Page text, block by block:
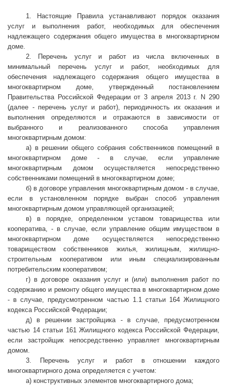
1. Настоящие Правила устанавливают порядок оказания
услуг и выполнения работ, необходимых для обеспечения
надлежащего содержания общего имущества в многоквартирном
доме.
2. Перечень услуг и работ из числа включенных в
минимальный перечень услуг и работ, необходимых для
обеспечения надлежащего содержания общего имущества в
многоквартирном доме, утвержденный постановлением
Правительства Российской Федерации от 3 апреля 2013 г. N 290
(далее - перечень услуг и работ), периодичность их оказания и
выполнения определяются и отражаются в зависимости от
выбранного и реализованного способа управления
многоквартирным домом:
а) в решении общего собрания собственников помещений в
многоквартирном доме - в случае, если управление
многоквартирным домом осуществляется непосредственно
собственниками помещений в многоквартирном доме;
б) в договоре управления многоквартирным домом - в случае,
если в установленном порядке выбран способ управления
многоквартирным домом управляющей организацией;
в) в порядке, определенном уставом товарищества или
кооператива, - в случае, если управление общим имуществом в
многоквартирном доме осуществляется непосредственно
товариществом собственников жилья, жилищным, жилищно-
строительным кооперативом или иным специализированным
потребительским кооперативом;
г) в договоре оказания услуг и (или) выполнения работ по
содержанию и ремонту общего имущества в многоквартирном доме
- в случае, предусмотренном частью 1.1 статьи 164 Жилищного
кодекса Российской Федерации;
д) в решении застройщика - в случае, предусмотренном
частью 14 статьи 161 Жилищного кодекса Российской Федерации,
если застройщик непосредственно управляет многоквартирным
домом.
3. Перечень услуг и работ в отношении каждого
многоквартирного дома определяется с учетом:
а) конструктивных элементов многоквартирного дома;